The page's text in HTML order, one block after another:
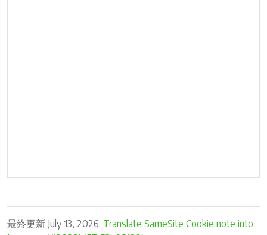
最終更新 July 13, 2026: Translate SameSite Cookie note into